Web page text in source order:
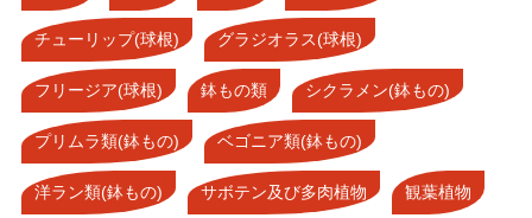
チューリップ(球根) グラジオラス(球根)
フリージア(球根) 鉢もの類 シクラメン(鉢もの)
プリムラ類(鉢もの) ベゴニア類(鉢もの)
洋ラン類(鉢もの) サボテン及び多肉植物 観葉植物